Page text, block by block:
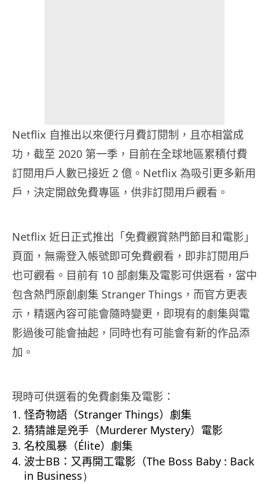
Netflix 自推出以來便行月費訂閱制，且亦相當成
功，截至 2020 第一季，目前在全球地區累積付費
訂閱用戶人數已接近 2 億。Netflix 為吸引更多新用
戶，決定開啟免費專區，供非訂閱用戶觀看。
Netflix 近日正式推出「免費觀賞熱門節目和電影」
頁面，無需登入帳號即可免費觀看，即非訂閱用戶
也可觀看。目前有 10 部劇集及電影可供選看，當中
包含熱門原創劇集 Stranger Things，而官方更表
示，精選內容可能會隨時變更，即現有的劇集與電
影過後可能會抽起，同時也有可能會有新的作品添
加。
現時可供選看的免費劇集及電影：
怪奇物語（Stranger Things）劇集
猜猜誰是兇手（Murderer Mystery）電影
名校風暴（Élite）劇集
波士BB：又再開工電影（The Boss Baby : Back
in Business）